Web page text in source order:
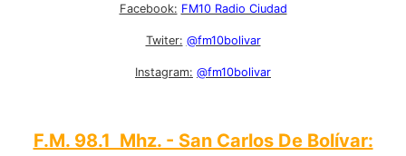
Facebook: FM10 Radio Ciudad
Twiter: @fm10bolivar
Instagram: @fm10bolivar
F.M. 98.1 Mhz. - San Carlos De Bolívar: